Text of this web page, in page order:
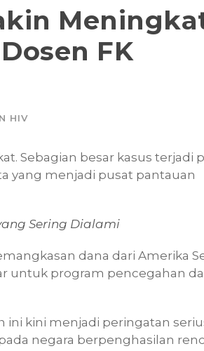
FK
HIV
Sebagian besar kasus terjadi
yang menjadi pusat pantauan
Sering Dialami
dana dari Amerika
untuk program pencegahan
kini menjadi peringatan
negara berpenghasilan